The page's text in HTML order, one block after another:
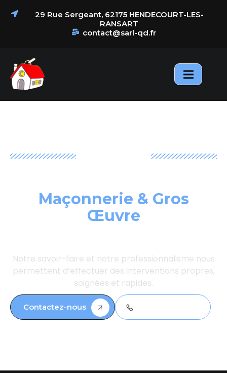
principal
29 Rue Sergeant, 62175 HENDECOURT-LES-
RANSART
contact@sarl-qd.fr
Actualités
Maçonnerie & Gros
Œuvre
Notre savoir-faire et notre professionnalisme nous
permettent d’effectuer des interventions propres,
soignées et rapides.
Contactez-nous